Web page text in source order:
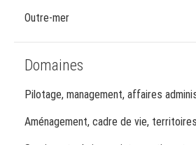
Outre-mer
Domaines
Pilotage, management, affaires
Aménagement, cadre de vie, territoires